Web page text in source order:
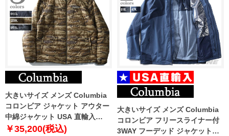
大きいサイズ メンズ Columbia
コロンビア ジャケット アウター
中綿ジャケット USA 直輸入
xm0565
￥35,200(税込)
大きいサイズ メンズ Columbia
コロンビア フリースライナー付
3WAY フーデッド ジャケット